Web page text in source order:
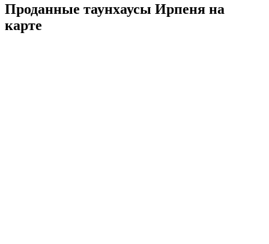
Проданные таунхаусы Ирпеня на
карте